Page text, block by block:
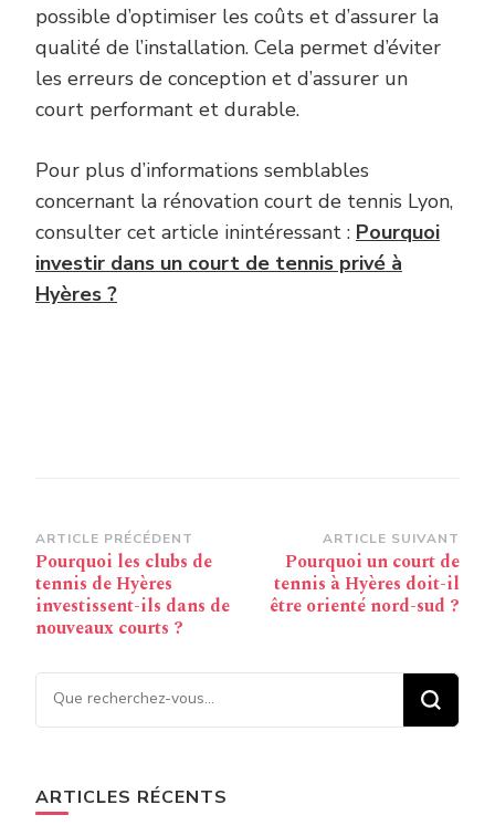
possible d’optimiser les coûts et d’assurer la
qualité de l’installation. Cela permet d’éviter
les erreurs de conception et d’assurer un
court performant et durable.
Pour plus d’informations semblables
concernant la rénovation court de tennis Lyon,
consulter cet article inintéressant : Pourquoi
investir dans un court de tennis privé à
Hyères ?
Navigation
d’article
ARTICLE PRÉCÉDENT
Pourquoi les clubs de
tennis de Hyères
investissent-ils dans de
nouveaux courts ?
ARTICLE SUIVANT
Pourquoi un court de
tennis à Hyères doit-il
être orienté nord-sud ?
Vous recherchiez quelque
chose ?
ARTICLES RÉCENTS